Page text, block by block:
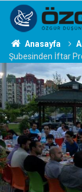
Anasayfa
Şubesinden İftar